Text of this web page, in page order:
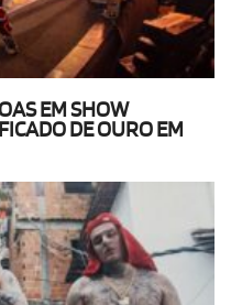
EM SHOW
DE OURO EM